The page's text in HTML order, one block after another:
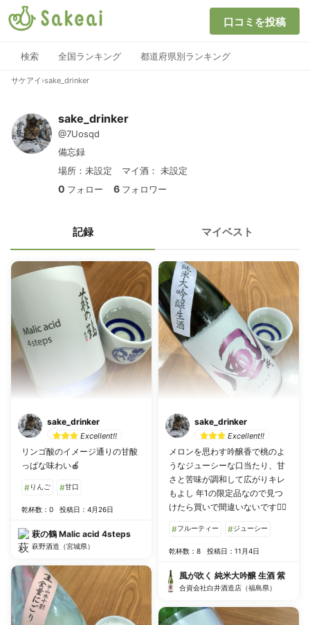
口コミを投稿
検索 全国ランキング 都道府県別ランキング
サケアイ ›sake_drinker
sake_drinker
@7Uosqd
備忘録
場所：未設定
マイ酒： 未設定
0 フォロー 6 フォロワー
記録 マイベスト
sake_drinker
Excellent!!
リンゴ酸のイメージ通りの甘酸
っぱな味わい🍎
#りんご #甘口
乾杯数：0 投稿日：4月26日
萩の鶴 Malic acid 4steps
萩野酒造（宮城県）
sake_drinker
Excellent!!
メロンを思わす吟醸香で桃のよ
うなジューシーな口当たり、甘
さと苦味が調和して広がりキレ
もよし 年1の限定品なので見つ
けたら買いで間違いないです🙆‍♂️
#フルーティー #ジューシー
乾杯数：8 投稿日：11月4日
風が吹く 純米大吟醸 生酒 紫
合資会社白井酒造店（福島県）